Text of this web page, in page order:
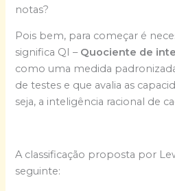
notas?
Pois bem, para começar é
significa QI – Quociente de
como uma medida
de testes e que avalia as
seja, a inteligência racional de
A classificação proposta por
seguinte: